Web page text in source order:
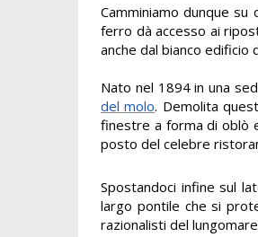
Camminiamo dunque
ferro dà accesso ai
anche dal bianco edificio
Nato nel 1894 in una
del molo. Demolita
finestre a forma di oblò
posto del celebre
Spostandoci infine sul
largo pontile che si
razionalisti del